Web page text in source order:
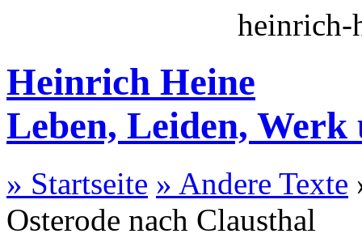
heinrich-
Heinrich Heine
Leben, Leiden,
» Startseite » Andere Texte
Osterode nach Clausthal